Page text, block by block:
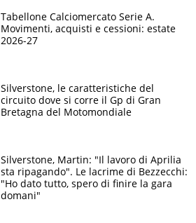
Tabellone Calciomercato Serie A.
Movimenti, acquisti e cessioni: estate
2026-27
Silverstone, le caratteristiche del
circuito dove si corre il Gp di Gran
Bretagna del Motomondiale
Silverstone, Martin: "Il lavoro di Aprilia
sta ripagando". Le lacrime di Bezzecchi:
"Ho dato tutto, spero di finire la gara
domani"